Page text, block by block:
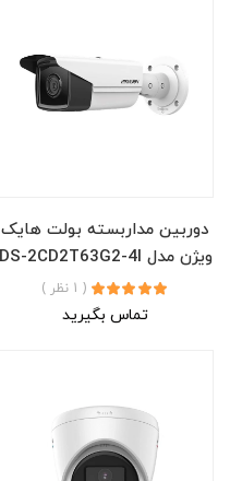
دوربین مداربسته بولت هایک
ویژن مدل DS-2CD2T63G2-4I
( 1 نظر )
تماس بگیرید